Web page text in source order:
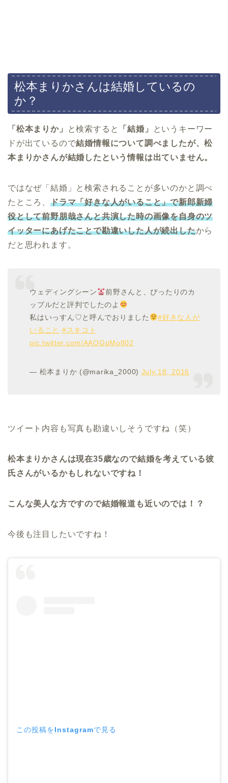
松本まりかさんは結婚しているの
か？
「松本まりか」 と検索すると 「結婚」
というキーワー
ドが出ているので結婚情報について調べましたが、松
本まりかさんが結婚したという情報は出ていません。
ではなぜ「結婚」と検索されることが多いのかと調べ
たところ、 ドラマ「好きな人がいること」で新郎新婦
役として前野朋哉さんと共演した時の画像を自身のツ
イッターにあげたことで勘違いした人が続出したから
だと思われます。
ウェディングシーン
前野さんと、ぴったりのカ
ップルだと評判でしたのよ
私はいっすん♡と呼んでおりました
#好きな人が
いること #スキコト
pic.twitter.com/AAOGpMo802
— 松本まりか (@marika_2000) July 18, 2016
ツイート内容も写真も勘違いしそうですね（笑）
松本まりかさんは現在35歳なので結婚を考えている彼
氏さんがいるかもしれないですね！
こんな美人な方ですので結婚報道も近いのでは！？
今後も注目したいですね！
この投稿をInstagramで見る